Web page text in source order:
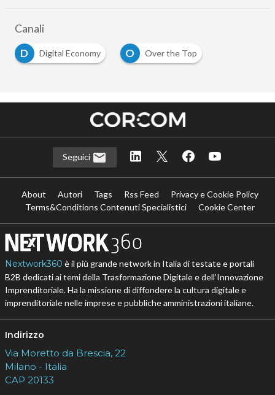
Canali
D
Digital Economy O Over the Top
Seguici
About Autori Tags Rss Feed
Privacy e Cookie Policy
Terms&Conditions Contenuti Specialistici
Cookie Center
Nextwork360 è il più grande network in Italia di testate e portali
B2B dedicati ai temi della Trasformazione Digitale e dell’Innovazione
Imprenditoriale. Ha la missione di diffondere la cultura digitale e
imprenditoriale nelle imprese e pubbliche amministrazioni italiane.
Indirizzo
Via Moretto da Brescia, 22
Milano - Italia
CAP 20133